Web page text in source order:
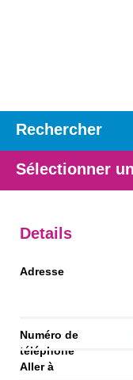
Rechercher
Sélectionner
Details
Adresse
Numéro de
téléphone
Aller à